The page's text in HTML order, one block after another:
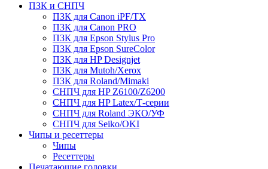
ПЗК и СНПЧ
ПЗК для Canon iPF/TX
ПЗК для Canon PRO
ПЗК для Epson Stylus Pro
ПЗК для Epson SureColor
ПЗК для HP Designjet
ПЗК для Mutoh/Xerox
ПЗК для Roland/Mimaki
СНПЧ для HP Z6100/Z6200
СНПЧ для HP Latex/Т-cерии
СНПЧ для Roland ЭКО/УФ
СНПЧ для Seiko/OKI
Чипы и ресеттеры
Чипы
Ресеттеры
Печатающие головки